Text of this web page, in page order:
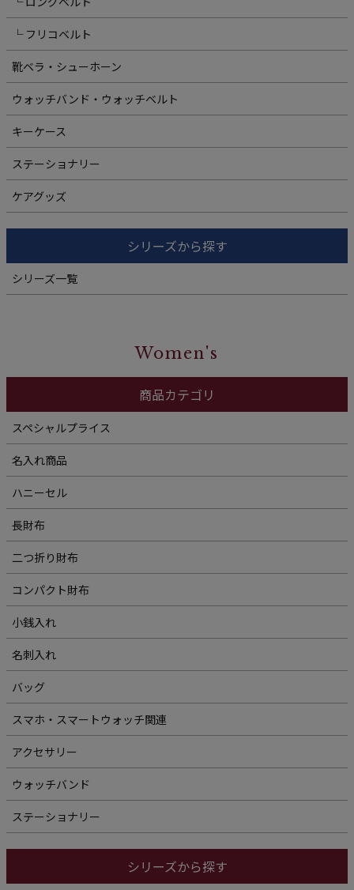
└ フリコベルト
靴ベラ・シューホーン
ウォッチバンド・ウォッチベルト
キーケース
ステーショナリー
ケアグッズ
シリーズから探す
シリーズ一覧
Women's
商品カテゴリ
スペシャルプライス
名入れ商品
ハニーセル
長財布
二つ折り財布
コンパクト財布
小銭入れ
名刺入れ
バッグ
スマホ・スマートウォッチ関連
アクセサリー
ウォッチバンド
ステーショナリー
シリーズから探す